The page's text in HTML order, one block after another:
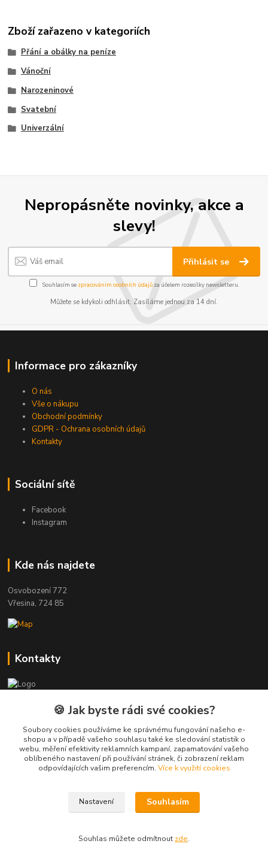
Zboží zařazeno v kategoriích
Přání a obálky na peníze
Vánoční
Narozeninové
Svatební
Univerzální
Nepropásněte novinky, akce a
slevy!
Přihlásit se
Souhlasím se zpracováním osobních údajůza účelem rozesílky newsletteru.
Můžete se kdykoli odhlásit. Zasíláme jednou za 14 dní.
Informace pro zákazníky
O nás
Vše o nákupu
Obchodní podmínky
GDPR - Ochrana osobních údajů
Kontakty
Sociální sítě
Facebook
Instagram
Kde nás najdete
Osvobození 772
Vřesina, 724 85
Kontakty
Zákaznická podpora
+420 723 423 916
(Po-Pá, 8-16 hod.)
info@just-wood.cz
Bajovo Projects s.r.o.
🍪 Jak byste rádi své cookies?
Soubory cookies používáme ke správnému fungování našeho e-
shopu a v případě vašeho souhlasu také ke sledování statistik o
webu, měření efektivity reklamních kampaní, zapamatování vašeho
oblíbeného nastavení při používání stránek, či zobrazení reklam
odpovídajících vašim preferencím. Více k využití cookies
Nastavení Souhlasím
Souhlas můžete odmítnout zde.